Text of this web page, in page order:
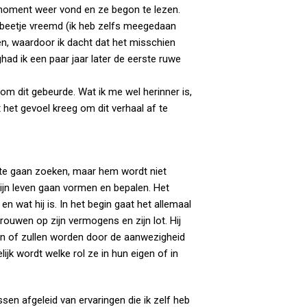
weer vond en ze begon te lezen.
vreemd (ik heb zelfs meegedaan
waardoor ik dacht dat het misschien
ik een paar jaar later de eerste ruwe
dit gebeurde. Wat ik me wel herinner is,
gevoel kreeg om dit verhaal af te
gaan zoeken, maar hem wordt niet
leven gaan vormen en bepalen. Het
wat hij is. In het begin gaat het allemaal
op zijn vermogens en zijn lot. Hij
of zullen worden door de aanwezigheid
wordt welke rol ze in hun eigen of in
afgeleid van ervaringen die ik zelf heb